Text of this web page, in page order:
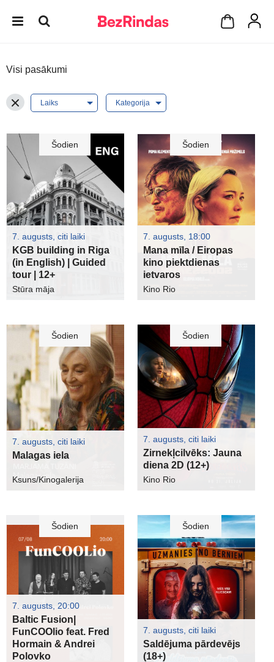
Visi pasākumi
Šodien
7. augusts, citi laiki
KGB building in Riga
(in English) | Guided
tour | 12+
Stūra māja
Šodien
7. augusts, 18:00
Mana mīla / Eiropas
kino piektdienas
ietvaros
Kino Rio
Šodien
7. augusts, citi laiki
Malagas iela
Ksuns/Kinogalerija
Šodien
7. augusts, citi laiki
Zirnekļcilvēks: Jauna
diena 2D (12+)
Kino Rio
Šodien
7. augusts, 20:00
Baltic Fusion|
FunCOOlio feat. Fred
Hormain & Andrei
Polovko
Šodien
7. augusts, citi laiki
Saldējuma pārdevējs
(18+)